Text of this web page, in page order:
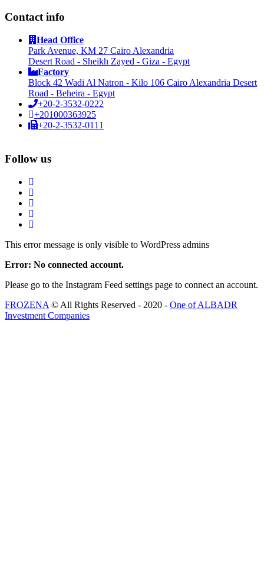
Contact info
Head Office
Park Avenue, KM 27 Cairo Alexandria
Desert Road - Sheikh Zayed - Giza - Egypt
Factory
Block 42 Wadi Al Natron - Kilo 106 Cairo Alexandria Desert
Road - Beheira - Egypt
+20-2-3532-0222
+201000363925
+20-2-3532-0111
Follow us
This error message is only visible to WordPress admins
Error: No connected account.
Please go to the Instagram Feed settings page to connect an account.
FROZENA © All Rights Reserved - 2020 - One of ALBADR
Investment Companies